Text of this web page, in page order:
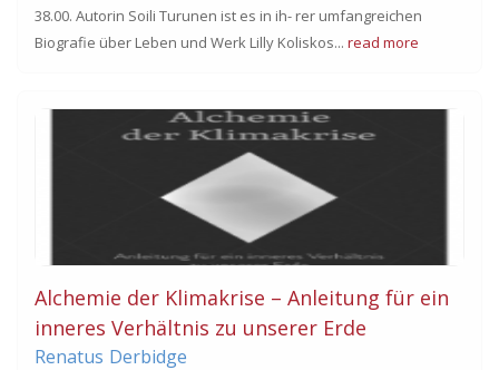
38.00. Autorin Soili Turunen ist es in ih- rer umfangreichen
Biografie über Leben und Werk Lilly Koliskos... read more
Alchemie der Klimakrise – Anleitung für ein
inneres Verhältnis zu unserer Erde
Renatus Derbidge